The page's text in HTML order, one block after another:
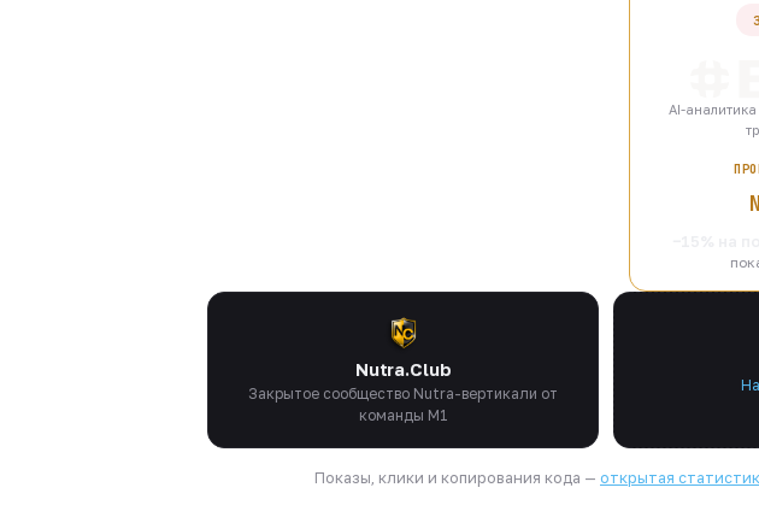
AI-
Nutra.Club
Закрытое сообщество Nutra-вертикали от
команды M1
Показы, клики и копирования кода — открытая